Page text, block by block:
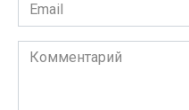
*
Комментарий